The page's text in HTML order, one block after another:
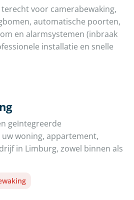
terecht voor camerabewaking,
automatische poorten,
en alarmsystemen (inbraak
installatie en snelle
geïntegreerde
woning, appartement,
in Limburg, zowel binnen als